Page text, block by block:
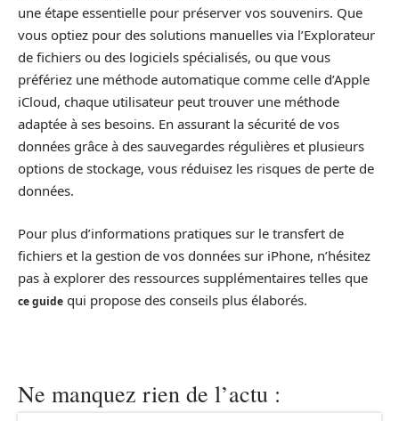
une étape essentielle pour préserver vos souvenirs. Que
vous optiez pour des solutions manuelles via l’Explorateur
de fichiers ou des logiciels spécialisés, ou que vous
préfériez une méthode automatique comme celle d’Apple
iCloud, chaque utilisateur peut trouver une méthode
adaptée à ses besoins. En assurant la sécurité de vos
données grâce à des sauvegardes régulières et plusieurs
options de stockage, vous réduisez les risques de perte de
données.
Pour plus d’informations pratiques sur le transfert de
fichiers et la gestion de vos données sur iPhone, n’hésitez
pas à explorer des ressources supplémentaires telles que
ce guide qui propose des conseils plus élaborés.
Ne manquez rien de l’actu :